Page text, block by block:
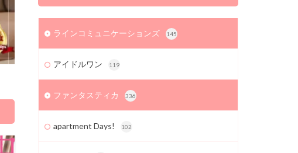
ラインコミュニケーションズ 145
アイドルワン 119
ファンタスティカ 336
apartment Days! 102